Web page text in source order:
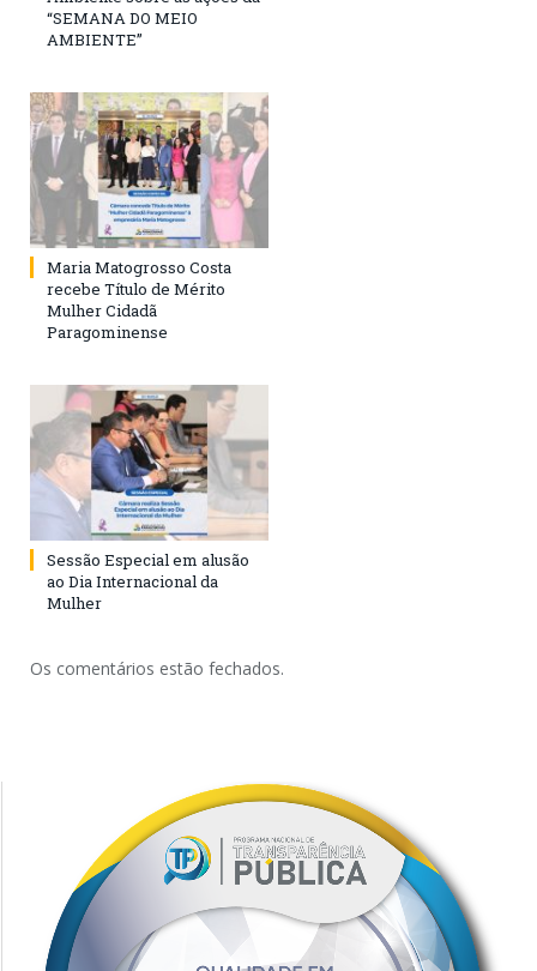
“SEMANA DO MEIO
AMBIENTE”
Maria Matogrosso Costa
recebe Título de Mérito
Mulher Cidadã
Paragominense
Sessão Especial em alusão
ao Dia Internacional da
Mulher
Os comentários estão fechados.